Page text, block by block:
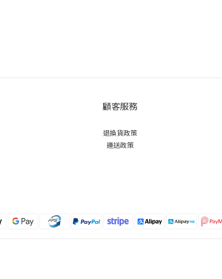
顧客服務
退換貨政策
運送政策